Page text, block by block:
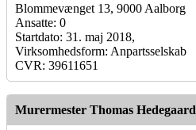
Blommevænget 13, 9000 Aalborg
Ansatte: 0
Startdato: 31. maj 2018,
Virksomhedsform: Anpartsselskab
CVR: 39611651
Murermester Thomas Hedegaard